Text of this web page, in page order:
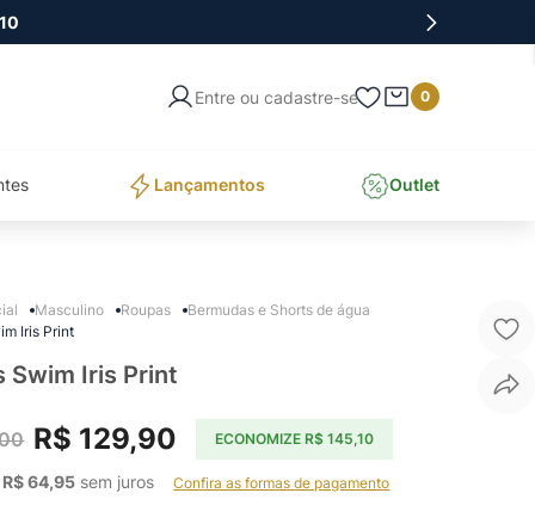
Entre ou cadastre-se 0
Lançamentos Outlet
Masculino Roupas
Bermudas e Shorts de água
Iris Print
Swim Iris Print
R$ 129,90 ECONOMIZER$ 145,10
R$ 64,95 sem juros Confira as formas de pagamento